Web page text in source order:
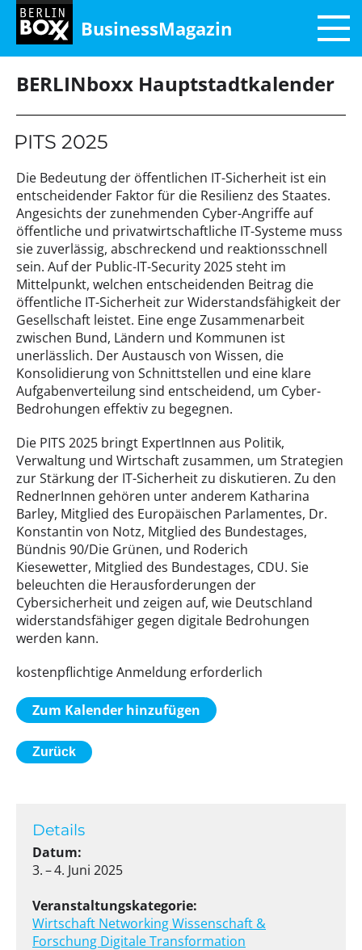
BusinessMagazin
BERLINboxx Hauptstadtkalender
Details
Datum:
3. – 4. Juni 2025
Veranstaltungskategorie:
Wirtschaft NetworkingWissenschaft &
Forschung Digitale Transformation
PITS 2025
Die Bedeutung der öffentlichen IT-Sicherheit ist ein
entscheidender Faktor für die Resilienz des Staates.
Angesichts der zunehmenden Cyber-Angriffe auf
öffentliche und privatwirtschaftliche IT-Systeme muss
sie zuverlässig, abschreckend und reaktionsschnell
sein. Auf der Public-IT-Security 2025 steht im
Mittelpunkt, welchen entscheidenden Beitrag die
öffentliche IT-Sicherheit zur Widerstandsfähigkeit der
Gesellschaft leistet. Eine enge Zusammenarbeit
zwischen Bund, Ländern und Kommunen ist
unerlässlich. Der Austausch von Wissen, die
Konsolidierung von Schnittstellen und eine klare
Aufgabenverteilung sind entscheidend, um Cyber-
Bedrohungen effektiv zu begegnen.
Die PITS 2025 bringt ExpertInnen aus Politik,
Verwaltung und Wirtschaft zusammen, um Strategien
zur Stärkung der IT-Sicherheit zu diskutieren. Zu den
RednerInnen gehören unter anderem Katharina
Barley, Mitglied des Europäischen Parlamentes, Dr.
Konstantin von Notz, Mitglied des Bundestages,
Bündnis 90/Die Grünen, und Roderich
Kiesewetter, Mitglied des Bundestages, CDU. Sie
beleuchten die Herausforderungen der
Cybersicherheit und zeigen auf, wie Deutschland
widerstandsfähiger gegen digitale Bedrohungen
werden kann.
kostenpflichtige Anmeldung erforderlich
Zum Kalender hinzufügen
Zurück